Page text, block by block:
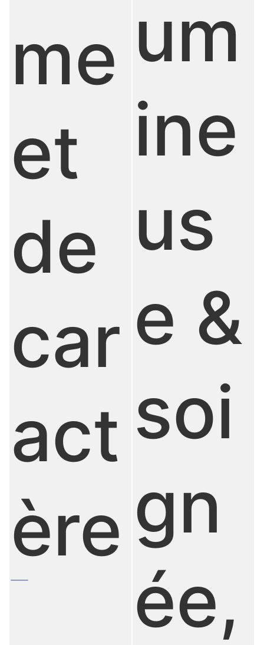
me
et
de
car
act
ère
um
ine
us
e &
soi
gn
ée,